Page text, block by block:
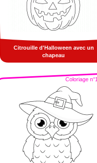
Citrouille d'Halloween avec un
chapeau
Coloriage